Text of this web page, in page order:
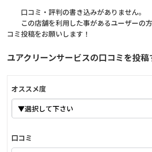
口コミ・評判の書き込みがありません。
この店舗を利用した事があるユーザーの
コミ投稿をお願いします！
ユアクリーンサービスの口コミを投稿
オススメ度
口コミ